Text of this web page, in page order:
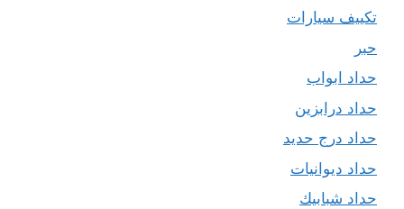
تكييف سيارات
حبر
حداد ابواب
حداد درابزين
حداد درج حديد
حداد ديوانيات
حداد شبابيك